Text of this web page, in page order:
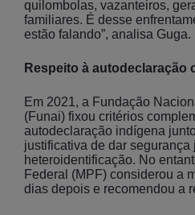
quilombolas, vazanteiros,
familiares. É desse
estão falando”, analisa Guga.
Respeito à autodeclaração
Em 2021, a Fundação
(Funai) fixou critérios
autodeclaração indígena
justificativa de dar
heteroidentificação. No
Federal (MPF) considerou a
dias depois e recomendou a